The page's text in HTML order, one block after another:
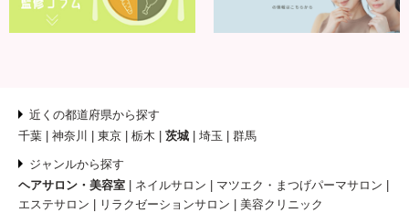
近くの都道府県から探す
千葉
神奈川 東京 栃木 茨城 埼玉 群馬
ジャンルから探す
ヘアサロン・美容室
ネイルサロン
マツエク・まつげパーマサロン
エステサロン
リラクゼーションサロン 美容クリニック